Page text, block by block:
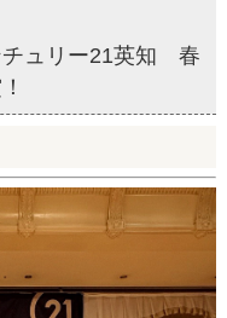
チュリー21英知 春